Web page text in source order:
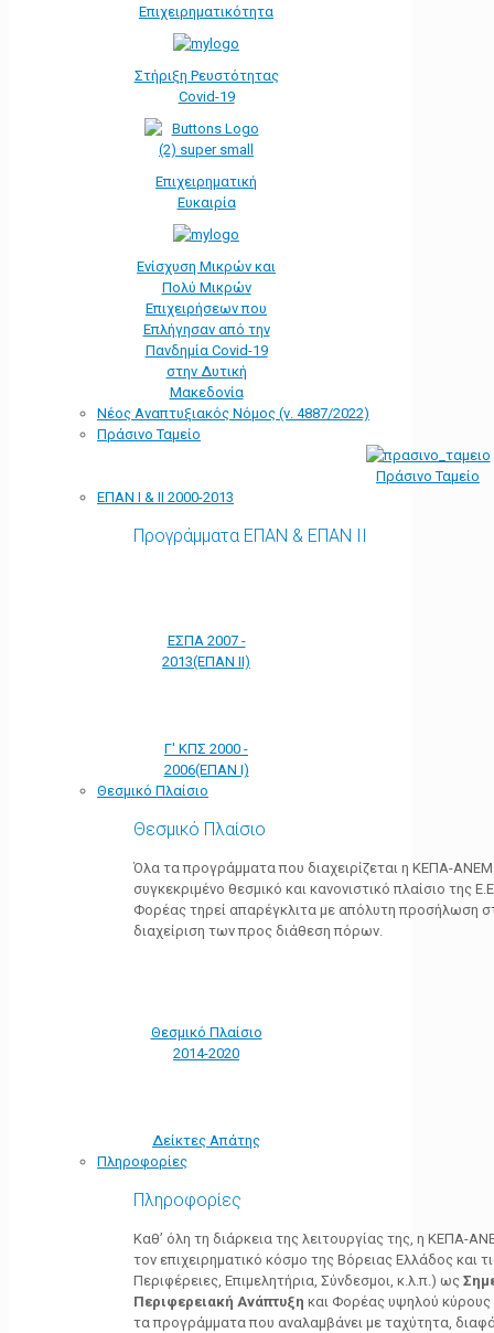
Επιχειρηματικότητα
Στήριξη Ρευστότητας
Covid-19
Επιχειρηματική
Ευκαιρία
Ενίσχυση Μικρών και
Πολύ Μικρών
Επιχειρήσεων που
Επλήγησαν από την
Πανδημία Covid-19
στην Δυτική
Μακεδονία
Νέος Αναπτυξιακός Νόμος (ν. 4887/2022)
Πράσινο Ταμείο
Πράσινο Ταμείο
ΕΠΑΝ Ι & ΙΙ 2000-2013
Προγράμματα ΕΠΑΝ & ΕΠΑΝ ΙΙ
ΕΣΠΑ 2007 -
2013(ΕΠΑΝ ΙΙ)
Γ' ΚΠΣ 2000 -
2006(ΕΠΑΝ Ι)
Θεσμικό Πλαίσιο
Θεσμικό Πλαίσιο
Όλα τα προγράμματα που διαχειρίζεται η ΚΕΠΑ-
συγκεκριμένο θεσμικό και κανονιστικό πλαίσιο της
Φορέας τηρεί απαρέγκλιτα με απόλυτη προσήλωση
διαχείριση των προς διάθεση πόρων.
Θεσμικό Πλαίσιο
2014-2020
Δείκτες Απάτης
Πληροφορίες
Πληροφορίες
Καθ’ όλη τη διάρκεια της λειτουργίας της, η ΚΕΠΑ-
τον επιχειρηματικό κόσμο της Βόρειας Ελλάδος και
Περιφέρειες, Επιμελητήρια, Σύνδεσμοι, κ.λ.π.) ως
Περιφερειακή Ανάπτυξη και Φορέας υψηλού κύρους
τα προγράμματα που αναλαμβάνει με ταχύτητα,